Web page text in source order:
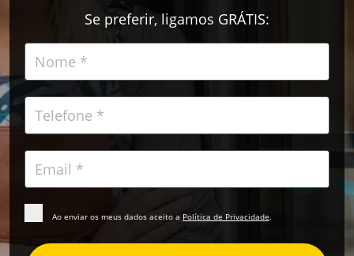
Se preferir, ligamos GRÁTIS:
Ao enviar os meus dados aceito a Política de Privacidade.